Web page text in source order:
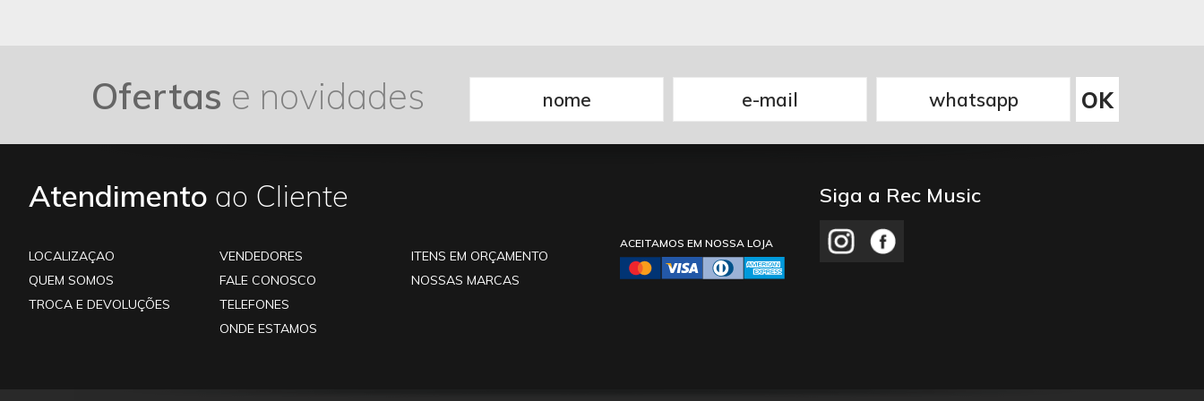
Ofertas e novidades
Atendimento ao Cliente
LOCALIZAÇAO
QUEM SOMOS
TROCA E DEVOLUÇÕES
VENDEDORES
FALE CONOSCO
TELEFONES
ONDE ESTAMOS
ITENS EM ORÇAMENTO
NOSSAS MARCAS
Siga a Rec Music
ACEITAMOS EM NOSSA LOJA